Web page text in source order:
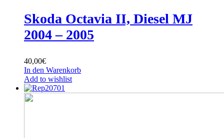
Skoda Octavia II, Diesel MJ
2004 – 2005
40,00€
In den Warenkorb
Add to wishlist